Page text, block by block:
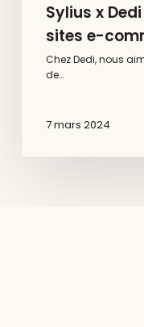
Sylius x
sites e-
Chez Dedi, nous
de…
7 mars 2024